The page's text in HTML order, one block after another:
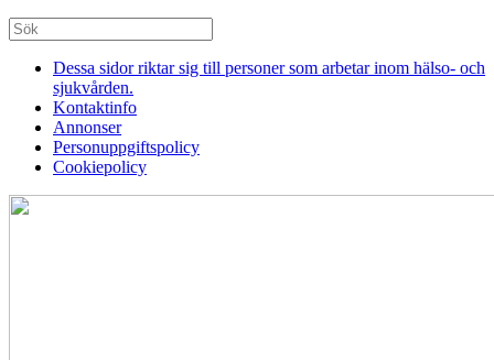
Dessa sidor riktar sig till personer som arbetar inom hälso- och
sjukvården.
Kontaktinfo
Annonser
Personuppgiftspolicy
Cookiepolicy